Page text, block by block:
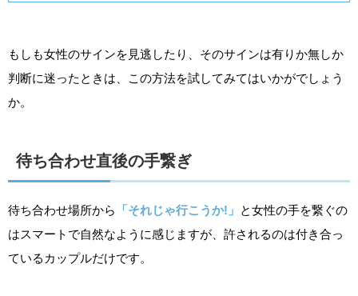
もしも女性のサインを見逃したり、そのサインは有りか無しか
判断に迷ったときは、この方法を試してみてはいかがでしょう
か。
待ち合わせ直後の手繋ぎ
待ち合わせ場所から 「それじゃ行こうか!」 と女性の手を繋ぐの
はスマートで自然なように感じますが、許されるのは付き合っ
ているカップルだけです。